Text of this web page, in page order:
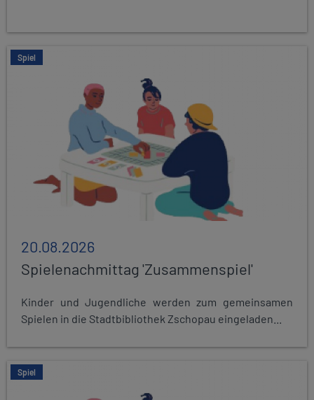
Spiel
20.08.2026
Spielenachmittag 'Zusammenspiel'
Kinder und Jugendliche werden zum gemeinsamen
Spielen in die Stadtbibliothek Zschopau eingeladen...
Spiel